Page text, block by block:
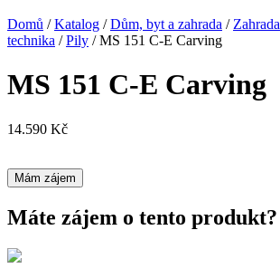
Domů /Katalog /Dům, byt a zahrada / Zahrada
technika /Pily / MS 151 C-E Carving
MS 151 C-E Carving
14.590 Kč
Mám zájem
Máte zájem o tento produkt?